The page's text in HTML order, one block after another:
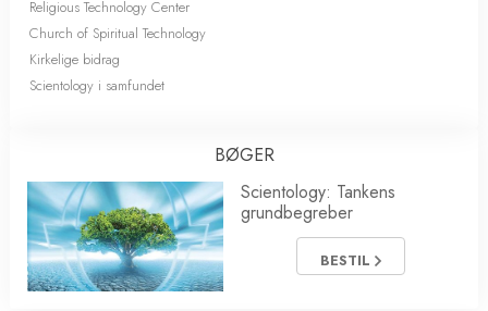
Religious Technology Center
Church of Spiritual Technology
Kirkelige bidrag
Scientology i samfundet
BØGER
Scientology: Tankens
grundbegreber
BESTIL